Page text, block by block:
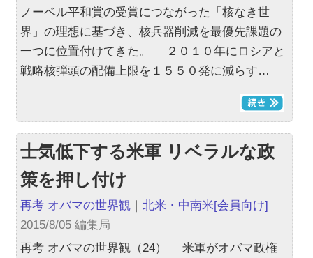
ノーベル平和賞の受賞につながった「核なき世
界」の理想に基づき、核兵器削減を最優先課題の
一つに位置付けてきた。 ２０１０年にロシアと
戦略核弾頭の配備上限を１５５０発に減らす…
士気低下する米軍 リベラルな政
策を押し付け
再考 オバマの世界観 ｜北米・中南米[会員向け]
2015/8/05 編集局
再考 オバマの世界観（24） 米軍がオバマ政権